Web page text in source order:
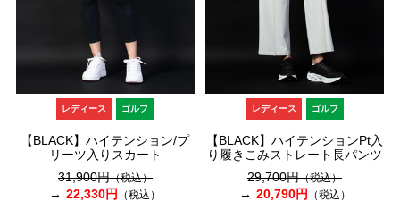
レディース ゴルフ
【BLACK】ハイテンション/プ
リーツ入りスカート
31,900円（税込）
22,330円 （税込）
レディース ゴルフ
【BLACK】ハイテンションPt入
り履きこみストレート長パンツ
29,700円（税込）
20,790円 （税込）